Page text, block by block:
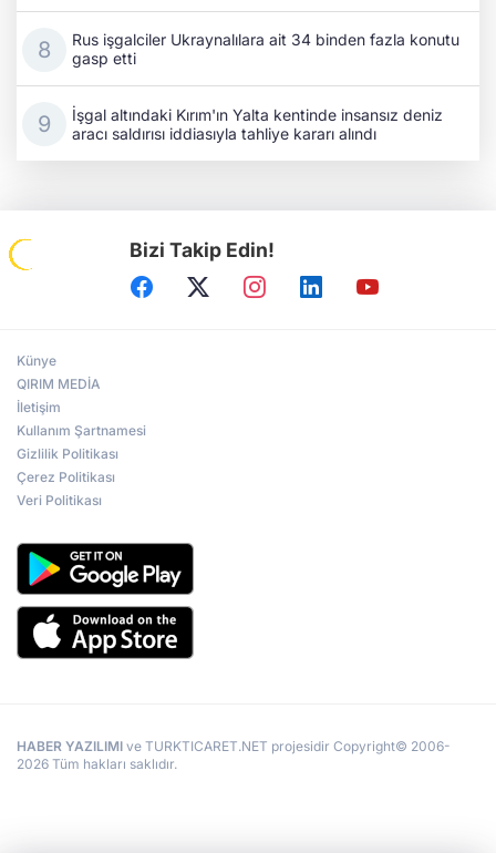
Rus işgalciler Ukraynalılara ait 34 binden fazla konutu
gasp etti
İşgal altındaki Kırım'ın Yalta kentinde insansız deniz
aracı saldırısı iddiasıyla tahliye kararı alındı
Bizi Takip Edin!
Künye
QIRIM MEDİA
İletişim
Kullanım Şartnamesi
Gizlilik Politikası
Çerez Politikası
Veri Politikası
HABER YAZILIMI ve TURKTICARET.NET projesidir Copyright© 2006-
2026 Tüm hakları saklıdır.